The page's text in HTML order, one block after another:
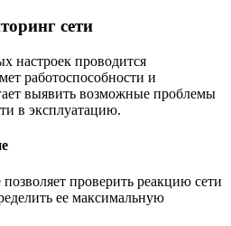
сети
настроек проводится
работоспособности и
выявить возможные проблемы
в эксплуатацию.
проверить реакцию сети
ее максимальную